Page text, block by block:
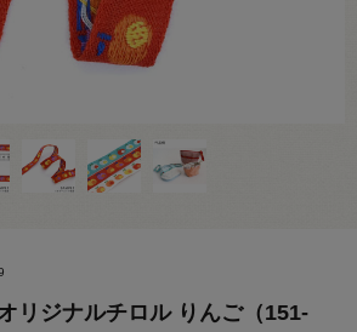
リジナルチロル りんご（151-